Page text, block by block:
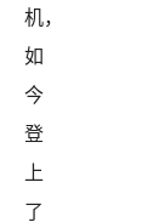
机，
如
今
登
上
了